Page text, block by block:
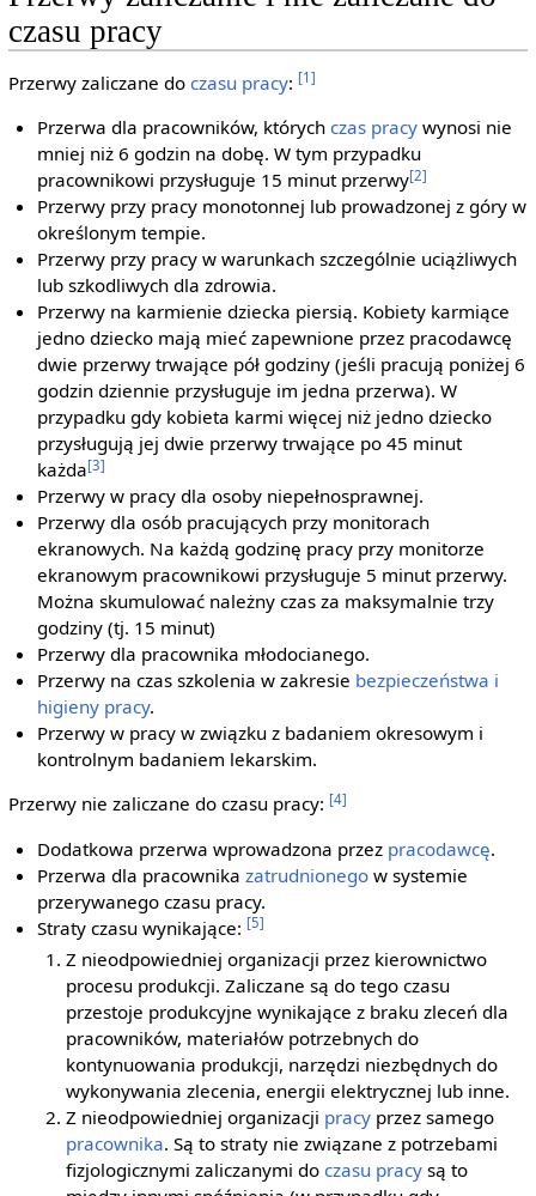
czasu pracy
Przerwy zaliczane do czasu pracy: [1]
Przerwa dla pracowników, którychczas pracy wynosi nie
mniej niż 6 godzin na dobę. W tym przypadku
pracownikowi przysługuje 15 minut przerwy[2]
Przerwy przy pracy monotonnej lub prowadzonej z góry w
określonym tempie.
Przerwy przy pracy w warunkach szczególnie uciążliwych
lub szkodliwych dla zdrowia.
Przerwy na karmienie dziecka piersią. Kobiety karmiące
jedno dziecko mają mieć zapewnione przez pracodawcę
dwie przerwy trwające pół godziny (jeśli pracują poniżej 6
godzin dziennie przysługuje im jedna przerwa). W
przypadku gdy kobieta karmi więcej niż jedno dziecko
przysługują jej dwie przerwy trwające po 45 minut
każda[3]
Przerwy w pracy dla osoby niepełnosprawnej.
Przerwy dla osób pracujących przy monitorach
ekranowych. Na każdą godzinę pracy przy monitorze
ekranowym pracownikowi przysługuje 5 minut przerwy.
Można skumulować należny czas za maksymalnie trzy
godziny (tj. 15 minut)
Przerwy dla pracownika młodocianego.
Przerwy na czas szkolenia w zakresie bezpieczeństwa i
higieny pracy.
Przerwy w pracy w związku z badaniem okresowym i
kontrolnym badaniem lekarskim.
Przerwy nie zaliczane do czasu pracy: [4]
Dodatkowa przerwa wprowadzona przez pracodawcę.
Przerwa dla pracownikazatrudnionego w systemie
przerywanego czasu pracy.
Straty czasu wynikające: [5]
Z nieodpowiedniej organizacji przez kierownictwo
procesu produkcji. Zaliczane są do tego czasu
przestoje produkcyjne wynikające z braku zleceń dla
pracowników, materiałów potrzebnych do
kontynuowania produkcji, narzędzi niezbędnych do
wykonywania zlecenia, energii elektrycznej lub inne.
Z nieodpowiedniej organizacji pracy przez samego
pracownika. Są to straty nie związane z potrzebami
fizjologicznymi zaliczanymi doczasu pracy są to